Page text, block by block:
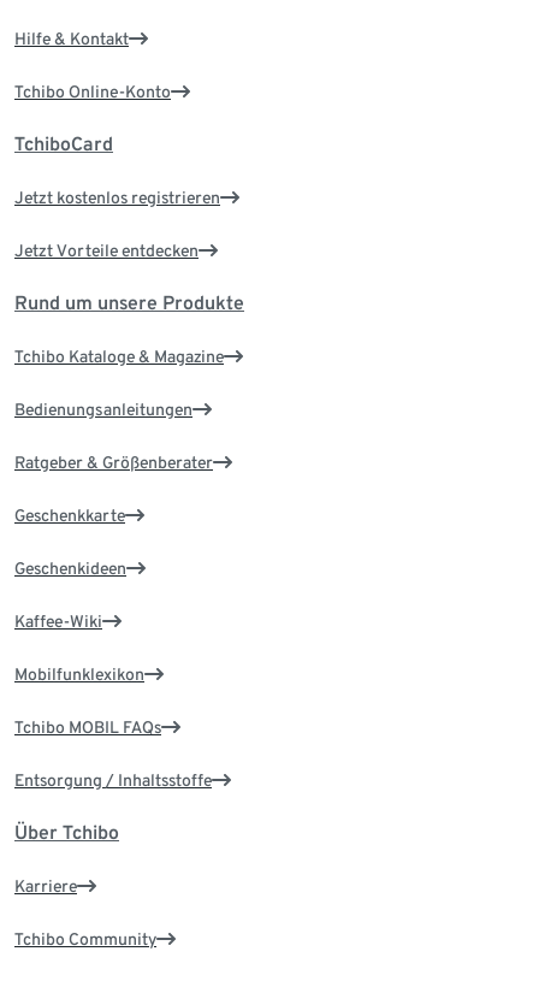
Hilfe & Kontakt
Tchibo Online-Konto
TchiboCard
Jetzt kostenlos registrieren
Jetzt Vorteile entdecken
Rund um unsere Produkte
Tchibo Kataloge & Magazine
Bedienungsanleitungen
Ratgeber & Größenberater
Geschenkkarte
Geschenkideen
Kaffee-Wiki
Mobilfunklexikon
Tchibo MOBIL FAQs
Entsorgung / Inhaltsstoffe
Über Tchibo
Karriere
Tchibo Community